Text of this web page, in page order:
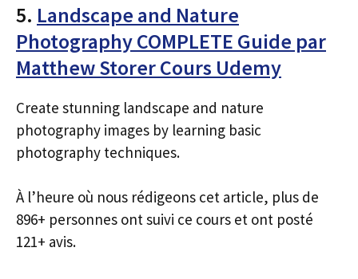
5. Landscape and Nature
Photography COMPLETE Guide par
Matthew Storer Cours Udemy
Create stunning landscape and nature
photography images by learning basic
photography techniques.
À l’heure où nous rédigeons cet article, plus de
896+ personnes ont suivi ce cours et ont posté
121+ avis.